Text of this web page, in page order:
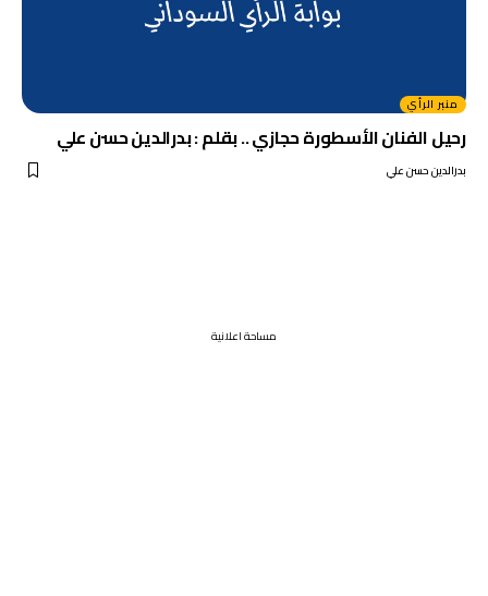
منبر الرأي
رحيل الفنان الأسطورة حجازي .. بقلم : بدرالدين حسن علي
بدرالدين حسن علي
مساحة اعلانية